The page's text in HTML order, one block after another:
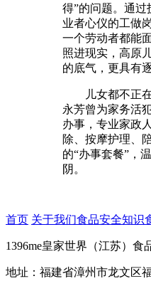
得”的问题。通过
业者心仪的工做
一个劳动者都能
照进现实，高原
的底气，更具有
儿女都不正在
永芳曾为家务活
办事，专业家政
除、按摩护理、
的“办事套餐”，
阴。
首页 关于我们食品安全知识
1396me皇家世界（江苏）食
地址：福建省漳州市龙文区